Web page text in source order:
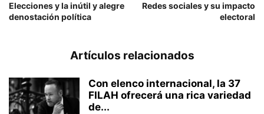
Elecciones y la inútil y alegre
denostación política
Redes sociales y su impacto
electoral
Artículos relacionados
Con elenco internacional, la 37
FILAH ofrecerá una rica variedad
de...